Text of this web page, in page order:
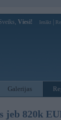
Viesi! Ienākt
Galerijas
820k